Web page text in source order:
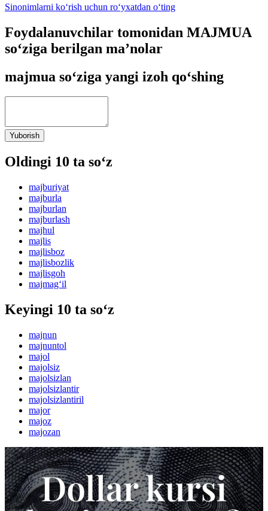
Sinonimlarni ko‘rish uchun ro‘yxatdan o‘ting
Foydalanuvchilar tomonidan MAJMUA
so‘ziga berilgan ma’nolar
majmua so‘ziga yangi izoh qo‘shing
Yuborish
Oldingi 10 ta so‘z
majburiyat
majburla
majburlan
majburlash
majhul
majlis
majlisboz
majlisbozlik
majlisgoh
majmag‘il
Keyingi 10 ta so‘z
majnun
majnuntol
majol
majolsiz
majolsizlan
majolsizlantir
majolsizlantiril
major
majoz
majozan